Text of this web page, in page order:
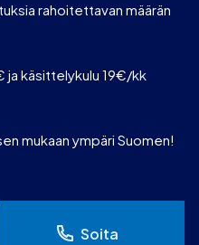
rahoitettavan määrän
käsittelykulu 19€/kk
mukaan ympäri Suomen!
Soita